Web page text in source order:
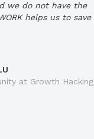
we do not have the
helps us to save
at Growth Hacking